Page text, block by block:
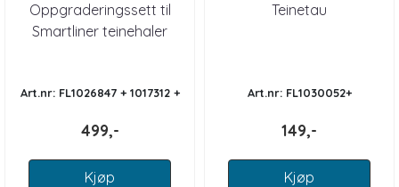
Oppgraderingssett til
Smartliner teinehaler
Art.nr: FL1026847 + 1017312 +
499,-
Kjøp
Teinetau
Art.nr: FL1030052+
149,-
Kjøp